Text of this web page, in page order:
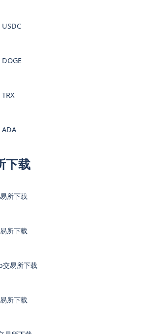
ADA
下载
所下载
所下载
交易所下载
所下载